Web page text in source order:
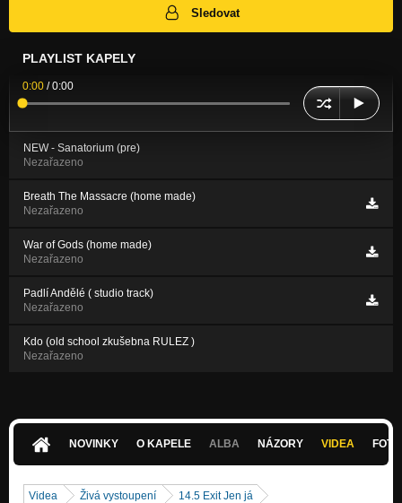
Sledovat
PLAYLIST KAPELY
0:00 /0:00
NEW - Sanatorium (pre)
Nezařazeno
Breath The Massacre (home made)
Nezařazeno
War of Gods (home made)
Nezařazeno
Padlí Andělé ( studio track)
Nezařazeno
Kdo (old school zkušebna RULEZ )
Nezařazeno
NOVINKY O KAPELE ALBA NÁZORY VIDEA
Videa Živá vystoupení 14.5 Exit Jen já